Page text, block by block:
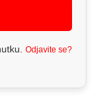
Odjavite se?